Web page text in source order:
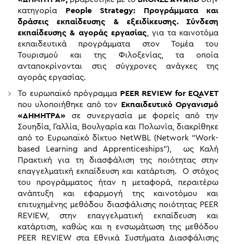
κατηγορία People Strategy: Προγράμματα και
δράσεις εκπαίδευσης & εξειδίκευσης. Σύνδεση
εκπαίδευσης & αγοράς εργασίας , για τα καινοτόμα
εκπαιδευτικά προγράμματα στον Τομέα του
Τουρισμού και της Φιλοξενίας, τα οποία
ανταποκρίνονται στις σύγχρονες ανάγκες της
αγοράς εργασίας.
Το ευρωπαϊκό πρόγραμμα PEER REVIEW for EQAVET
που υλοποιήθηκε από τον Εκπαιδευτικό Οργανισμό
«ΔΗΜΗΤΡΑ» σε συνεργασία με φορείς από την
Σουηδία, Γαλλία, Βουλγαρία και Πολωνία, διακρίθηκε
από το Ευρωπαϊκό δίκτυο NetWBL (Network “Work-
based Learning and Apprenticeships”), ως Καλή
Πρακτική για τη διασφάλιση της ποιότητας στην
επαγγελματική εκπαίδευση και κατάρτιση. Ο στόχος
του προγράμματος ήταν η μεταφορά, περαιτέρω
ανάπτυξη και εφαρμογή της καινοτόμου και
επιτυχημένης μεθόδου διασφάλισης ποιότητας PEER
REVIEW, στην επαγγελματική εκπαίδευση και
κατάρτιση, καθώς και η ενσωμάτωση της μεθόδου
PEER REVIEW στα Εθνικά Συστήματα Διασφάλισης